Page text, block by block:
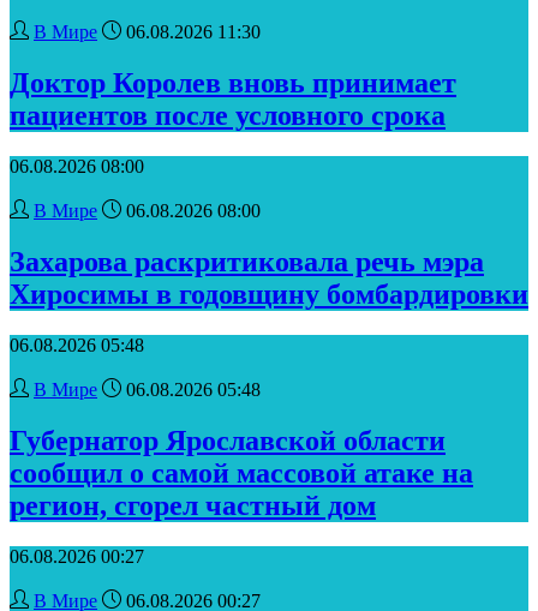
В Мире 06.08.2026 11:30
Доктор Королев вновь принимает
пациентов после условного срока
06.08.2026 08:00
В Мире 06.08.2026 08:00
Захарова раскритиковала речь мэра
Хиросимы в годовщину бомбардировки
06.08.2026 05:48
В Мире 06.08.2026 05:48
Губернатор Ярославской области
сообщил о самой массовой атаке на
регион, сгорел частный дом
06.08.2026 00:27
В Мире 06.08.2026 00:27